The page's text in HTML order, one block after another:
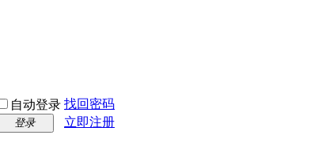
自动登录 找回密码
登录
立即注册